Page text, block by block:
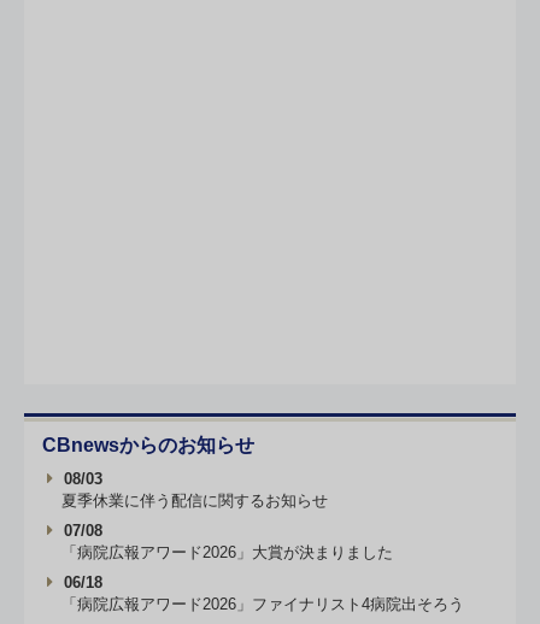
CBnewsからのお知らせ
08/03
夏季休業に伴う配信に関するお知らせ
07/08
「病院広報アワード2026」大賞が決まりました
06/18
「病院広報アワード2026」ファイナリスト4病院出そろう